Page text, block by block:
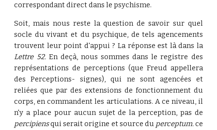
correspondant direct dans le psychisme.
Soit, mais nous reste la question de savoir sur quel
socle du vivant et du psychique, de tels agencements
trouvent leur point d'appui ? La réponse est là dans la
Lettre 52.En deçà, nous sommes dans le registre des
représentations de perceptions (que Freud appellera
des Perceptions- signes), qui ne sont agencées et
reliées que par des extensions de fonctionnement du
corps, en commandent les articulations. A ce niveau, il
n'y a place pour aucun sujet de la perception, pas de
percipiensqui serait origine et source duperceptum.ce